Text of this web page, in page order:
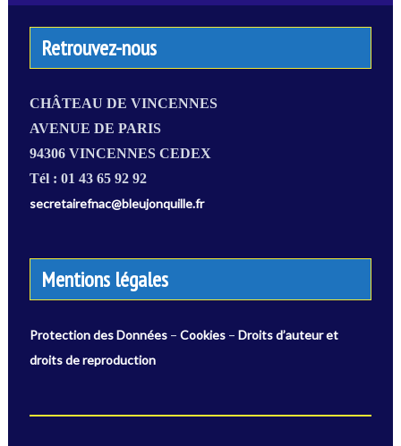
Retrouvez-nous
CHÂTEAU DE VINCENNES
AVENUE DE PARIS
94306 VINCENNES CEDEX
Tél : 01 43 65 92 92
secretairefnac@bleujonquille.fr
Mentions légales
Protection des Données– Cookies– Droits d’auteur et
droits de reproduction